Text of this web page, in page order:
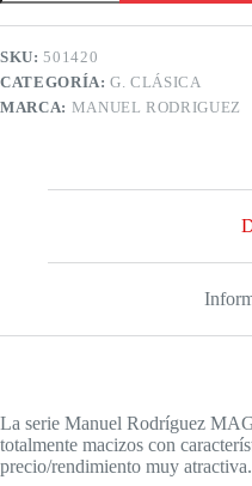
501420
|
Clásica
Magistral
Series
SKU:501420
CATEGORÍA:G. CLÁSICA
MARCA: MANUEL RODRIGUEZ
La serie Manuel Rodríguez
totalmente macizos con
precio/rendimiento muy atractiva.